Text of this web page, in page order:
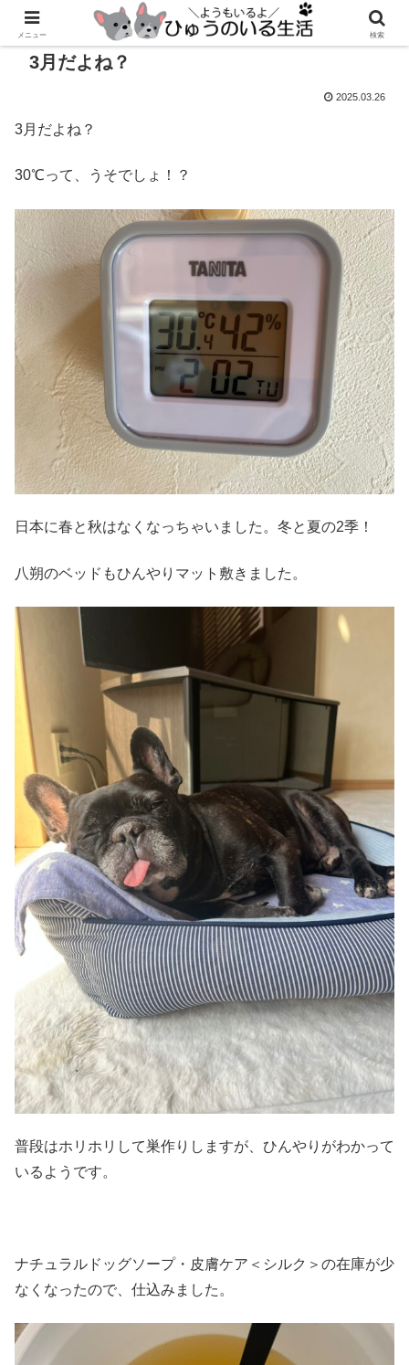
3月だよね？
2025.03.26
3月だよね？
30℃って、うそでしょ！？
日本に春と秋はなくなっちゃいました。冬と夏の2季！
八朔のベッドもひんやりマット敷きました。
普段はホリホリして巣作りしますが、ひんやりがわかって
いるようです。
ナチュラルドッグソープ・皮膚ケア＜シルク＞の在庫が少
なくなったので、仕込みました。
メニュー 検索